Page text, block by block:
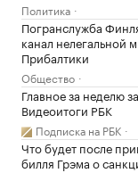
Политика
Погранслужба
канал нелегальной
Прибалтики
Общество
Главное за неделю
Видеоитоги РБК
Подписка на РБК
Что будет после
билля Грэма о